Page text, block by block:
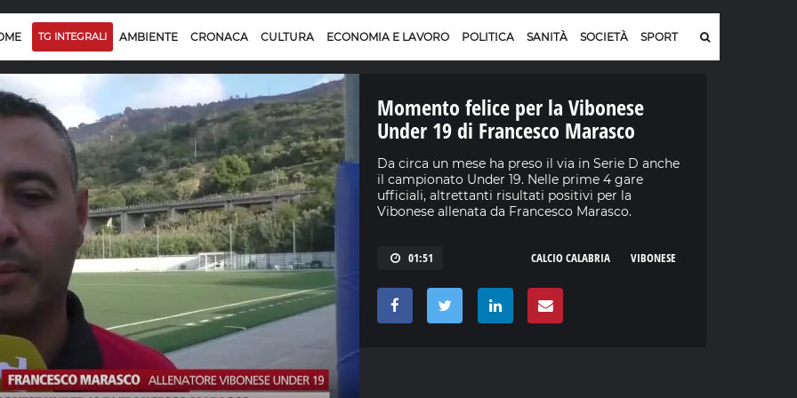
TG INTEGRALI AMBIENTE CRONACA CULTURA ECONOMIA E LAVORO POLITICA SANITÀ SOCIETÀ SPORT
Momento felice per la Vibonese
Under 19 di Francesco Marasco
Da circa un mese ha preso il via in Serie D anche
il campionato Under 19. Nelle prime 4 gare
ufficiali, altrettanti risultati positivi per la
Vibonese allenata da Francesco Marasco.
01:51 VIBONESE
CALCIO CALABRIA